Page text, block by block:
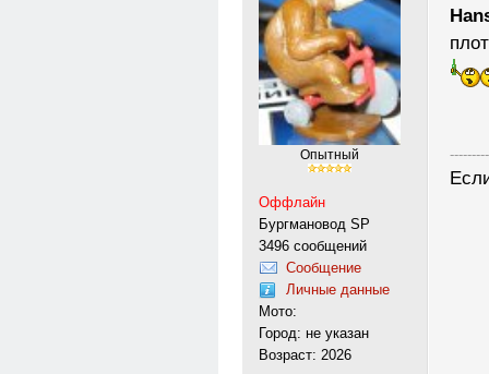
Опытный
Оффлайн
Бургмановод SP
3496 сообщений
Сообщение
Личные данные
Мото:
Город: не указан
Возраст: 2026